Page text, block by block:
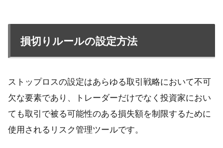
損切りルールの設定方法
ストップロスの設定はあらゆる取引戦略において不可
欠な要素であり、トレーダーだけでなく投資家におい
ても取引で被る可能性のある損失額を制限するために
使用されるリスク管理ツールです。